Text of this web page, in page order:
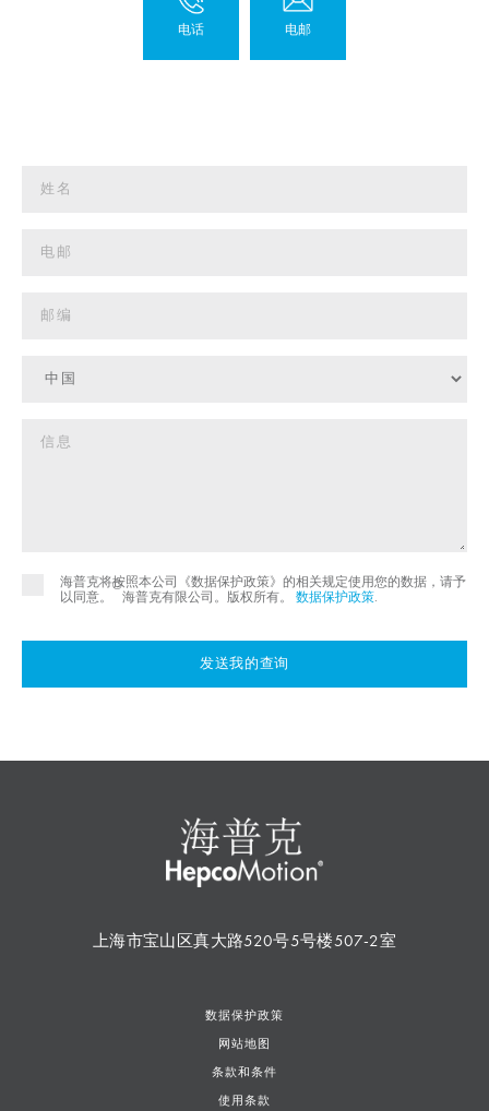
海普克将按照本公司《数据保护政策》的相关规定使用您的数据，请予
以同意。
©
海普克有限公司。版权所有。 数据保护政策
发送我的查询
上海市宝山区真大路520号5号楼507-2室
数据保护政策
网站地图
条款和条件
使用条款